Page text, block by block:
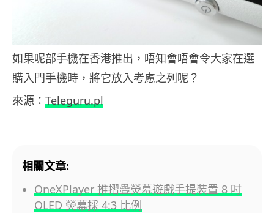
如果呢部手機在香港推出，唔知會唔會令大家在選
購入門手機時，將它放入考慮之列呢？
來源： Teleguru.pl
相關文章:
OneXPlayer 推摺疊熒幕遊戲手提裝置 8 吋
OLED 熒幕採 4:3 比例